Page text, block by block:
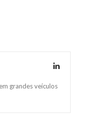
grandes veículos